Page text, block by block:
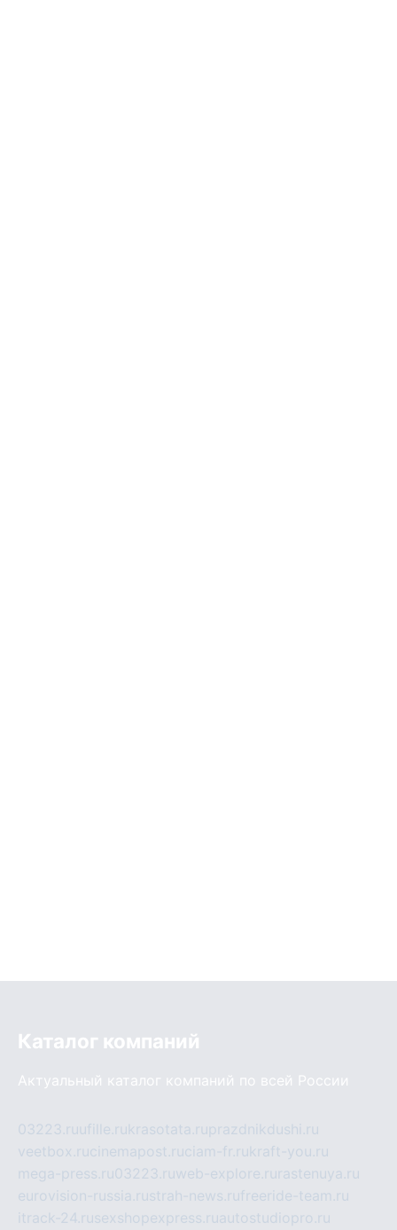
Каталог компаний
Актуальный каталог компаний по всей России
03223.ruufille.rukrasotata.ruprazdnikdushi.ru
veetbox.rucinemapost.ruciam-fr.rukraft-you.ru
mega-press.ru03223.ruweb-explore.ru rastenuya.ru
eurovision-russia.rustrah-news.rufreeride-team.ru
itrack-24.rusexshopexpress.ruautostudiopro.ru